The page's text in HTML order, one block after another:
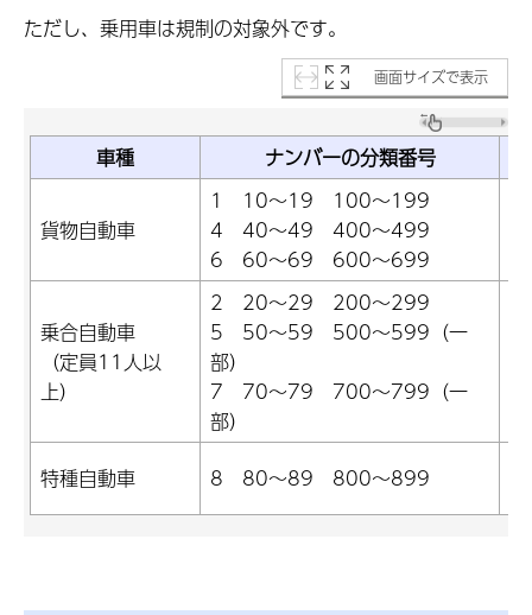
ただし、乗用車は規制の対象外です。
画面サイズで表示
車種 ナンバーの分類番号
貨物自動車
1 10～19 100～199
4 40～49 400～499
6 60～69 600～699
乗合自動車
（定員11人以
上）
2 20～29 200～299
5 50～59 500～599（一
部）
7 70～79 700～799（一
部）
特種自動車 8 80～89 800～899